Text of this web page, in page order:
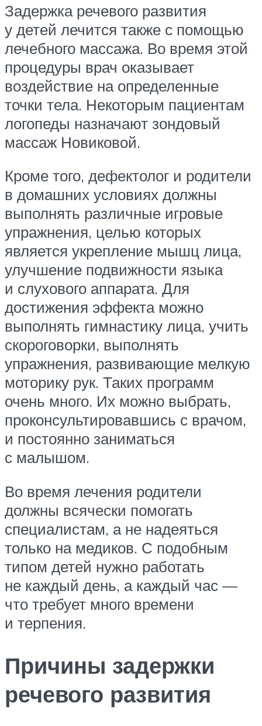
Задержка речевого развития
у детей лечится также с помощью
лечебного массажа. Во время этой
процедуры врач оказывает
воздействие на определенные
точки тела. Некоторым пациентам
логопеды назначают зондовый
массаж Новиковой.
Кроме того, дефектолог и родители
в домашних условиях должны
выполнять различные игровые
упражнения, целью которых
является укрепление мышц лица,
улучшение подвижности языка
и слухового аппарата. Для
достижения эффекта можно
выполнять гимнастику лица, учить
скороговорки, выполнять
упражнения, развивающие мелкую
моторику рук. Таких программ
очень много. Их можно выбрать,
проконсультировавшись с врачом,
и постоянно заниматься
с малышом.
Во время лечения родители
должны всячески помогать
специалистам, а не надеяться
только на медиков. С подобным
типом детей нужно работать
не каждый день, а каждый час —
что требует много времени
и терпения.
Причины задержки
речевого развития